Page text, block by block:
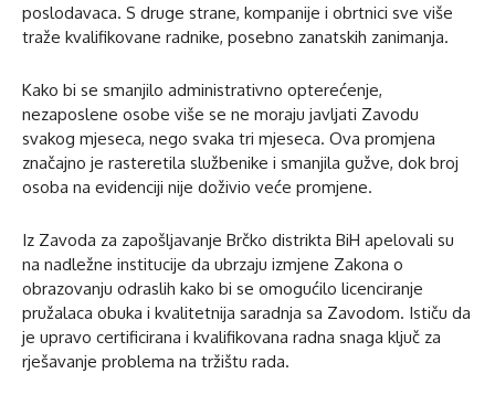
poslodavaca. S druge strane, kompanije i obrtnici sve više
traže kvalifikovane radnike, posebno zanatskih zanimanja.
Kako bi se smanjilo administrativno opterećenje,
nezaposlene osobe više se ne moraju javljati Zavodu
svakog mjeseca, nego svaka tri mjeseca. Ova promjena
značajno je rasteretila službenike i smanjila gužve, dok broj
osoba na evidenciji nije doživio veće promjene.
Iz Zavoda za zapošljavanje Brčko distrikta BiH apelovali su
na nadležne institucije da ubrzaju izmjene Zakona o
obrazovanju odraslih kako bi se omogućilo licenciranje
pružalaca obuka i kvalitetnija saradnja sa Zavodom. Ističu da
je upravo certificirana i kvalifikovana radna snaga ključ za
rješavanje problema na tržištu rada.